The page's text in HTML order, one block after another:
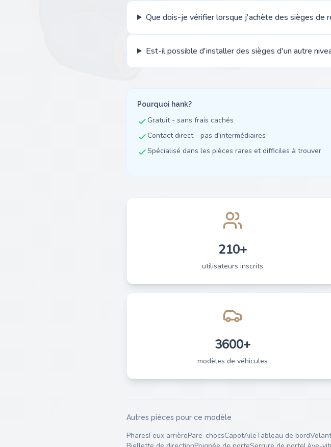
Que dois-je vérifier lorsque j'achète des sièges de
Est-il possible d'installer des sièges d'un autre
Pourquoi hank?
Gratuit - sans frais cachés
Contact direct - pas d'intermédiaires
Spécialisé dans les pièces rares et difficiles à trouver
210+
utilisateurs inscrits
3600+
modèles de véhicules
Autres pièces pour ce modèle
PharesFeux arrièrePare-chocsCapotAileTableau de bordVolant